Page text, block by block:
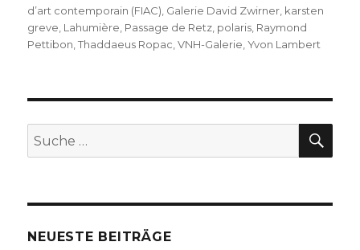
d’art contemporain (FIAC), Galerie David Zwirner, karsten
greve, Lahumière, Passage de Retz, polaris, Raymond
Pettibon,Thaddaeus Ropac,VNH-Galerie,Yvon Lambert
Suche
nach:
NEUESTE BEITRÄGE